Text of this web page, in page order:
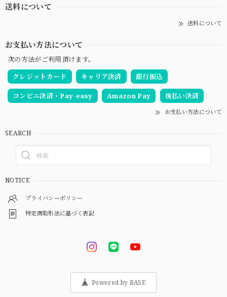
送料について
送料について
お支払い方法について
次の方法がご利用頂けます。
クレジットカード
キャリア決済 銀行振込
コンビニ決済・Pay-easy Amazon Pay 後払い決済
お支払い方法について
SEARCH
NOTICE
プライバシーポリシー
特定商取引法に基づく表記
Powered by BASE